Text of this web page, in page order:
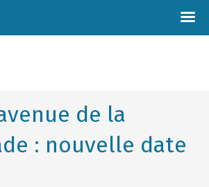
de la
: nouvelle date
d’outils